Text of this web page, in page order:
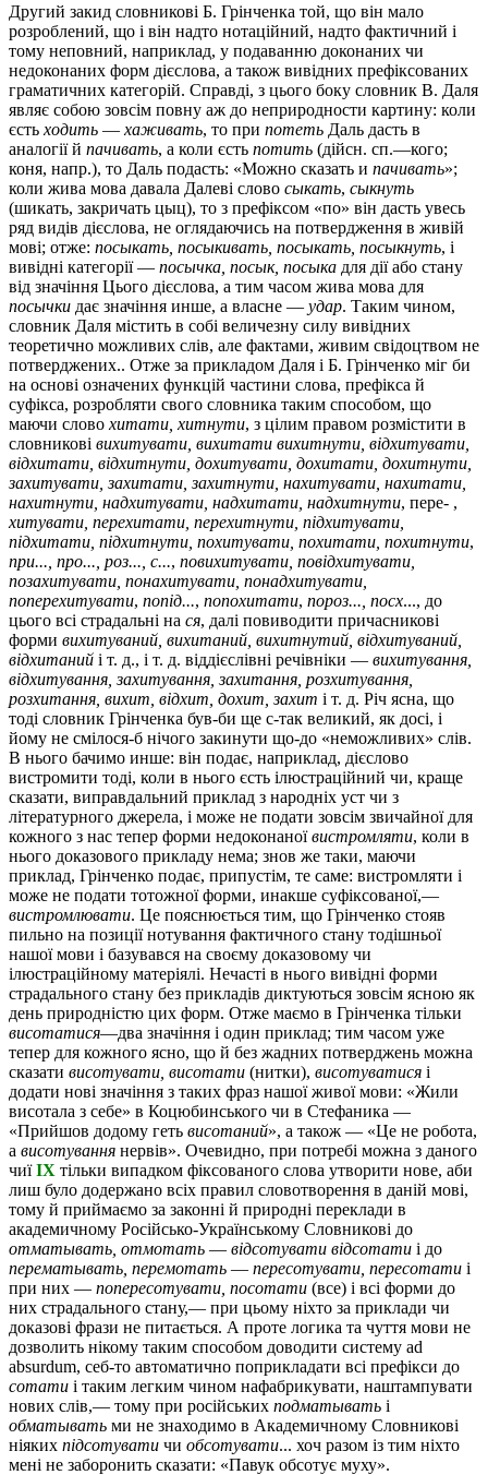
Другий закид словникові Б. Грінченка той, що він мало
розроблений, що і він надто нотаційний, надто фактичний і
тому неповний, наприклад, у подаванню доконаних чи
недоконаних форм дієслова, а також вивідних префіксованих
граматичних категорій. Справді, з цього боку словник В. Даля
являє собою зовсім повну аж до неприродности картину: коли
єсть ходить — хаживать, то при потеть Даль дасть в
аналогії й пачивать, а коли єсть потить (дійсн. сп.—кого;
коня, напр.), то Даль подасть: «Можно сказать и пачивать»;
коли жива мова давала Далеві слово сыкать, сыкнуть
(шикать, закричать цыц), то з префіксом «по» він дасть увесь
ряд видів дієслова, не оглядаючись на потвердження в живій
мові; отже: посыкать, посыкивать, посыкать, посыкнуть, і
вивідні категорії — посычка, посык, посыка для дії або стану
від значіння Цього дієслова, а тим часом жива мова для
посычки дає значіння инше, а власне — удар. Таким чином,
словник Даля містить в собі величезну силу вивідних
теоретично можливих слів, але фактами, живим свідоцтвом не
потверджених.. Отже за прикладом Даля і Б. Грінченко міг би
на основі означених функцій частини слова, префікса й
суфікса, розробляти свого словника таким способом, що
маючи слово хитати, хитнути, з цілим правом розмістити в
словникові вихитувати, вихитати вихитнути, відхитувати,
відхитати, відхитнути, дохитувати, дохитати, дохитнути,
захитувати, захитати, захитнути, нахитувати, нахитати,
нахитнути, надхитувати, надхитати, надхитнути, пере- ,
хитувати, перехитати, перехитнути, підхитувати,
підхитати, підхитнути, похитувати, похитати, похитнути,
при..., про..., роз..., с..., повихитувати, повідхитувати,
позахитувати, понахитувати, понадхитувати,
поперехитувати, попід..., попохитати, пороз..., посх..., до
цього всі страдальні на ся, далі повиводити причасникові
форми вихитуваний, вихитаний, вихитнутий, відхитуваний,
відхитаний і т. д., і т. д. віддієслівні речівніки — вихитування,
відхитування, захитування, захитання, розхитування,
розхитання, вихит, відхит, дохит, захит і т. д. Річ ясна, що
тоді словник Грінченка був-би ще с-так великий, як досі, і
йому не смілося-б нічого закинути що-до «неможливих» слів.
В нього бачимо инше: він подає, наприклад, дієслово
вистромити тоді, коли в нього єсть ілюстраційний чи, краще
сказати, виправдальний приклад з народніх уст чи з
літературного джерела, і може не подати зовсім звичайної для
кожного з нас тепер форми недоконаноївистромляти, коли в
нього доказового прикладу нема; знов же таки, маючи
приклад, Грінченко подає, припустім, те саме: вистромляти і
може не подати тотожної форми, инакше суфіксованої,—
вистромлювати. Це пояснюється тим, що Грінченко стояв
пильно на позиції нотування фактичного стану тодішньої
нашої мови і базувався на своєму доказовому чи
ілюстраційному матеріялі. Нечасті в нього вивідні форми
страдального стану без прикладів диктуються зовсім ясною як
день природністю цих форм. Отже маємо в Грінченка тільки
висотатися—два значіння і один приклад; тим часом уже
тепер для кожного ясно, що й без жадних потверджень можна
сказати висотувати, висотати (нитки), висотуватися і
додати нові значіння з таких фраз нашої живої мови: «Жили
висотала з себе» в Коцюбинського чи в Стефаника —
«Прийшов додому геть висотаний», а також — «Це не робота,
а висотування нервів». Очевидно, при потребі можна з даного
чиїIX тільки випадком фіксованого слова утворити нове, аби
лиш було додержано всіх правил словотворення в даній мові,
тому й приймаємо за законні й природні переклади в
академичному Російсько-Українському Словникові до
отматывать, отмотать — відсотувати відсотати і до
перематывать, перемотать — пересотувати, пересотати і
при них — попересотувати, посотати (все) і всі форми до
них страдального стану,— при цьому ніхто за приклади чи
доказові фрази не питається. А проте логика та чуття мови не
дозволить нікому таким способом доводити систему ad
absurdum, себ-то автоматично поприкладати всі префікси до
сотати і таким легким чином нафабрикувати, наштампувати
нових слів,— тому при російських подматывать і
обматывать ми не знаходимо в Академичному Словникові
ніяких підсотувати чи обсотувати... хоч разом із тим ніхто
мені не заборонить сказати: «Павук обсотує муху».